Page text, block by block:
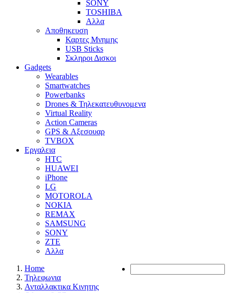
SONY
TOSHIBA
Αλλα
Αποθηκευση
Καρτες Μνημης
USB Sticks
Σκληροι Δισκοι
Gadgets
Wearables
Smartwatches
Powerbanks
Drones & Τηλεκατευθυνομενα
Virtual Reality
Action Cameras
GPS & Αξεσουαρ
TVBOX
Εργαλεια
HTC
HUAWEI
iPhone
LG
MOTOROLA
NOKIA
REMAX
SAMSUNG
SONY
ZTE
Αλλα
Home
Τηλεφωνια
Ανταλλακτικα Κινητης